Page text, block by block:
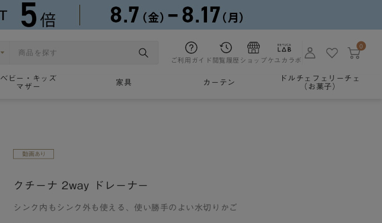
ご利用ガイド 閲覧履歴 ショップケユカラボ
0
ベビー・キッズ
マザー
家具 カーテン
ドルチェフェリーチェ
（お菓子）
クチーナ 2way ドレーナー
シンク内もシンク外も使える、使い勝手のよい水切りかご